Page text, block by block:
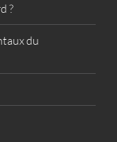
?
du